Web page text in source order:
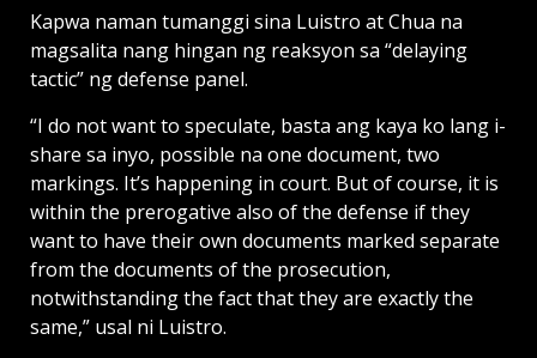
Kapwa naman tumanggi sina Luistro at Chua na
magsalita nang hingan ng reaksyon sa “delaying
tactic” ng defense panel.
“I do not want to speculate, basta ang kaya ko lang i-
share sa inyo, possible na one document, two
markings. It’s happening in court. But of course, it is
within the prerogative also of the defense if they
want to have their own documents marked separate
from the documents of the prosecution,
notwithstanding the fact that they are exactly the
same,” usal ni Luistro.